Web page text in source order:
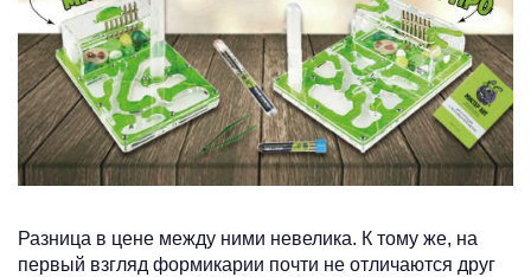
Разница в цене между ними невелика. К тому же, на
первый взгляд формикарии почти не отличаются друг